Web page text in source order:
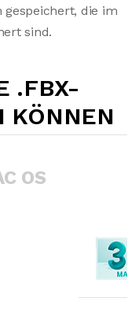
gespeichert, die im
sind.
.FBX-
KÖNNEN
OS